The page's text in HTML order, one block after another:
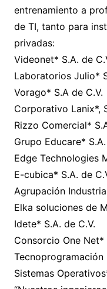
entrenamiento a
de TI, tanto para
privadas:
Videonet* S.A. de
Laboratorios Julio*
Vorago* S.A de C.V.
Corporativo Lanix*,
Rizzo Comercial*
Grupo Educare*
Edge Technologies
E-cubica* S.A. de
Agrupación
Elka soluciones de
Idete* S.A. de C.V.
Consorcio One Net*
Tecnoprogramación
Sistemas